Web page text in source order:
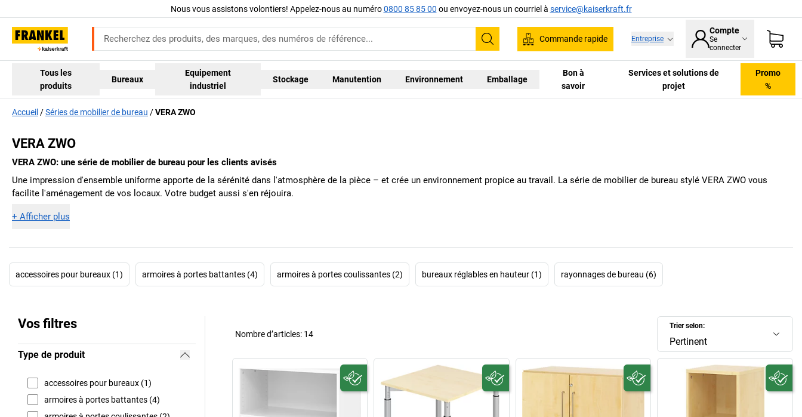
Nous vous assistons volontiers! Appelez-nous au numéro0800 85 85 00 ou envoyez-nous un courriel à service@kaiserkraft.fr
Recherche
Commande rapide Entreprise
Compte
Se
connecter
Tous les
produits
Bureaux
Equipement
industriel
Stockage Manutention Environnement Emballage
Bon à
savoir
Services et solutions de
projet
Promo
%
Accueil Séries de mobilier de bureau VERA ZWO
VERA ZWO
VERA ZWO: une série de mobilier de bureau pour les clients avisés
Une impression d'ensemble uniforme apporte de la sérénité dans l'atmosphère de la pièce – et crée un environnement propice au travail. La série de mobilier de bureau stylé VERA ZWO vous
facilite l'aménagement de vos locaux. Votre budget aussi s'en réjouira.
+ Afficher plus
accessoires pour bureaux (1) armoires à portes battantes (4) armoires à portes coulissantes (2) bureaux réglables en hauteur (1) rayonnages de bureau (6)
Vos filtres
Type de produit
accessoires pour bureaux (1)
armoires à portes battantes (4)
Trier selon:
Pertinent
Nombre d’articles: 14